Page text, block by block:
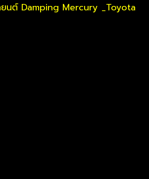
ยนต์ Damping Mercury _Toyota